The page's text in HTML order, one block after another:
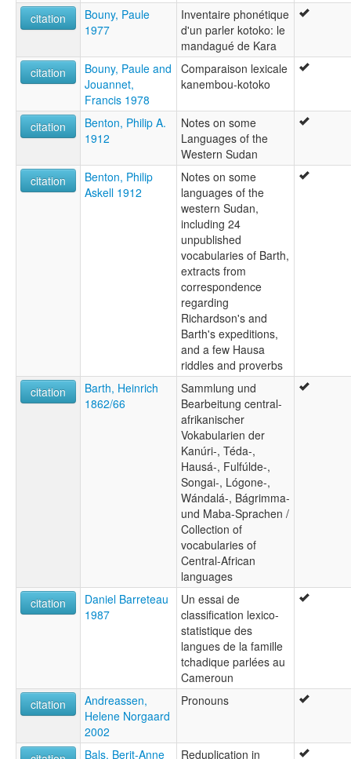
citation
Bouny, Paule
1977
Inventaire phonétique
d'un parler kotoko: le
mandagué de Kara
citation
Bouny, Paule and
Jouannet,
Francis 1978
Comparaison lexicale
kanembou-kotoko
citation
Benton, Philip A.
1912
Notes on some
Languages of the
Western Sudan
citation
Benton, Philip
Askell 1912
Notes on some
languages of the
western Sudan,
including 24
unpublished
vocabularies of Barth,
extracts from
correspondence
regarding
Richardson's and
Barth's expeditions,
and a few Hausa
riddles and proverbs
citation
Barth, Heinrich
1862/66
Sammlung und
Bearbeitung central-
afrikanischer
Vokabularien der
Kanúri-, Téda-,
Hausá-, Fulfúlde-,
Songai-, Lógone-,
Wándalá-, Bágrimma-
und Maba-Sprachen /
Collection of
vocabularies of
Central-African
languages
citation
Daniel Barreteau
1987
Un essai de
classification lexico-
statistique des
langues de la famille
tchadique parlées au
Cameroun
citation
Andreassen,
Helene Norgaard
2002
Pronouns
Bals, Berit-Anne Reduplication in